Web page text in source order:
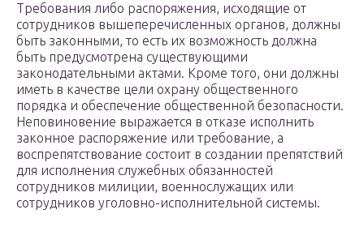
Требования либо распоряжения, исходящие от
сотрудников вышеперечисленных органов, должны
быть законными, то есть их возможность должна
быть предусмотрена существующими
законодательными актами. Кроме того, они должны
иметь в качестве цели охрану общественного
порядка и обеспечение общественной безопасности.
Неповиновение выражается в отказе исполнить
законное распоряжение или требование, а
воспрепятствование состоит в создании препятствий
для исполнения служебных обязанностей
сотрудников милиции, военнослужащих или
сотрудников уголовно-исполнительной системы.